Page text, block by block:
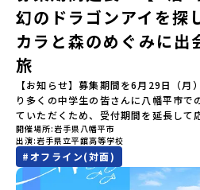
ム主催：一般財団法人地域・教育魅力
ある若者にあふれる持続可能な地域・
ンを掲げ、2017年3月に島根県に設立
全国約200の高校と連携しながら、中
徒一人ひとりの夢や価値観に合った地
とができるシステム「地域みらい留
や地域活性モデルをつくり続けてい
域・教育魅力化プラットフォーム設
悠所在地：〒690-0842 島根県松江市
BASE2階 その他所在地公式HP：
合わせ先担当：小川・小原E-mail：
地域留学体験」のプログラム開催情報
si=e5erbspvwz5O8_uF【STEP 2】
「平取町」の内容を具体的に深掘りし
うえで、「平取町では具体的に何をす
という疑問にお答えする説明会です。
や、2泊3日のプログラムの中身をた
時： 5月7日(木) 19：00〜19：40内 容： 平取町ってど
ろ？、プログラム詳細解説、質疑応
mirai.jp/events/002112どちらの説
「はじめての一人旅だけど大丈夫？」
そんな保護者様の不安や、中学生のみ
フが直接お答えします。チャットでの
自宅からリラックスしてご参加くだ
場の舞台裏。フィールドワーク」 -牧
れ合おう「ランチ/お土産タイム」（
了-とかち帯広空港には15：00頃に到
加人数によってプログラムを変更する
【開催場所】北海道大樹町（たいきち
(火)〜 7月30日(木)※参加が確定した
20：00に「参加者向け事前オンライ
す。必ず参加をお願いします。【集
13：00 とかち帯広空港※13：00まで
便で手配ください。【解散場所・時間
ち帯広空港※16：00以降にとかち帯
さい。【対象】中学2年生、中学3年生
会2位に輝くなど、先輩たちの実力は
でモノをつくる時間を体験。金属を削
で形をつくったり。プロの機械にさ
&quot;でモノづくりにチャレンジ。夜
けとうろう）」を作って灯りをともし
りダイブしたり、全国から集まった
たちとワイワイBBQや夕ごはんづくり
ちょっとドキドキするけど、楽しい
出水市の冒険に飛び込んでみませんか
験プログラム内容（予定）＜1日目＞
ン・自己紹介ワーク」「みんなで海
に飛び込む！海を満喫しよう！「みん
幻のドラゴンアイを探
カラと森のめぐみに出
旅
【お知らせ】募集期間を6月29日（
り多くの中学生の皆さんに八幡平市で
ていただくため、受付期間を延長して
「申し込みのタイミングを逃してしま
にぜひ一歩踏み出してみませんか？※
場合がございます。お早目にご応募く
無料＞緑があふれる大自然の町へ！世
開催場所 岩手県八幡平市
出演 岩手県立平舘高等学校
#オフライン(対面)